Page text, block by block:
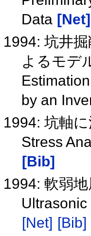
Data [Net]
1994: 坑井
よるモデ
by an
1994: 坑軸
Stress
[Bib]
1994: 軟弱
[Net] [Bib]